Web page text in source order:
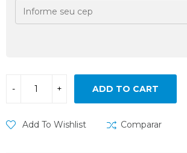
ADD TO CART
Add To Wishlist Comparar